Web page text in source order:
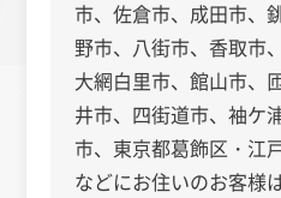
市、佐倉市、成田市、
野市、八街市、香取市
大網白里市、館山市、
井市、四街道市、袖ケ
市、東京都葛飾区・江
などにお住いのお客様